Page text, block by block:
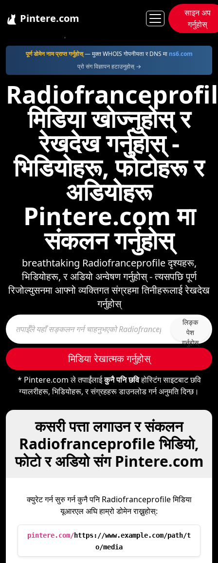
Pintere.com
साइन अप
गर्नुहोस्
पूर्ण डोमेन नाम प्राप्त गर्नुहोस्— मुक्त WHOIS गोपनीयता र DNS मा ns6.com
प्रो संग विज्ञापन हटाउनुहोस् →
मिडिया खोज्नुहोस् र
रेखदेख गर्नुहोस् -
भिडियोहरू, फोटोहरू र
अडियोहरू
Pintere.com मा
संकलन गर्नुहोस्
breathtaking Radiofranceprofile दृश्यहरू,
भिडियोहरू, र अडियो अन्वेषण गर्नुहोस् - त्यसपछि पूर्ण
रिजोल्युसनमा आफ्नो व्यक्तिगत संग्रहमा तिनीहरूलाई रेखदेख
गर्नुहोस्
लिङ्क
पेश
गर्नुहोस्
मिडिया रेखात्मक गर्नुहोस्
* Pintere.com ले तपाईंलाईकुनै पनि छविहोस्टिंग साइटबाट छवि
ग्यालरीहरू, भिडियोहरू, र संग्रहहरू डाउनलोड गर्न अनुमति दिन्छ।
कसरी पत्ता लगाउन र संकलन
Radiofranceprofile भिडियो,
फोटो र अडियो संग Pintere.com
क्युरेट गर्न सुरु गर्न कुनै पनि Radiofranceprofile मिडिया
यूआरएल अघि हाम्रो डोमेन राख्नुहोस्:
pintere.com/https://www.example.com/path/t
o/media